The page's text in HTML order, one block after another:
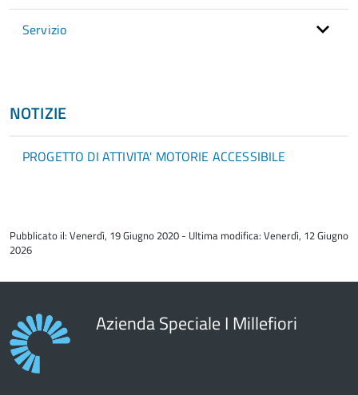
Servizio
NOTIZIE
PROGETTO DI ATTIVITA' MOTORIE ACCESSIBILE
del
contenuto
Pubblicato il: Venerdì, 19 Giugno 2020 - Ultima modifica: Venerdì, 12 Giugno
2026
Azienda Speciale I Millefiori